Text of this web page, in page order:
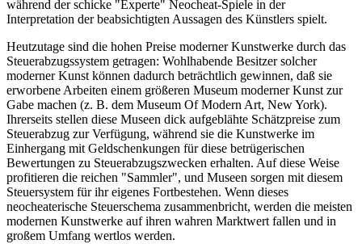
während der schicke "Experte" Neocheat-Spiele in der
Interpretation der beabsichtigten Aussagen des Künstlers spielt.
Heutzutage sind die hohen Preise moderner Kunstwerke durch das
Steuerabzugssystem getragen: Wohlhabende Besitzer solcher
moderner Kunst können dadurch beträchtlich gewinnen, daß sie
erworbene Arbeiten einem größeren Museum moderner Kunst zur
Gabe machen (z. B. dem Museum Of Modern Art, New York).
Ihrerseits stellen diese Museen dick aufgeblähte Schätzpreise zum
Steuerabzug zur Verfügung, während sie die Kunstwerke im
Einhergang mit Geldschenkungen für diese betrügerischen
Bewertungen zu Steuerabzugszwecken erhalten. Auf diese Weise
profitieren die reichen "Sammler", und Museen sorgen mit diesem
Steuersystem für ihr eigenes Fortbestehen. Wenn dieses
neocheaterische Steuerschema zusammenbricht, werden die meisten
modernen Kunstwerke auf ihren wahren Marktwert fallen und in
großem Umfang wertlos werden.